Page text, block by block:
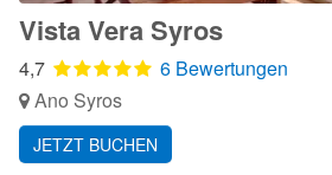
Vista Vera Syros
4,7
6 Bewertungen
Ano Syros
JETZT BUCHEN